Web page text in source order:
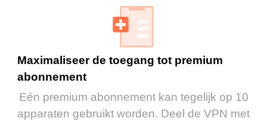
Maximaliseer de toegang tot premium
abonnement
Eén premium abonnement kan tegelijk op 10
apparaten gebruikt worden. Deel de VPN met